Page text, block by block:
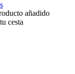
añadido
cesta